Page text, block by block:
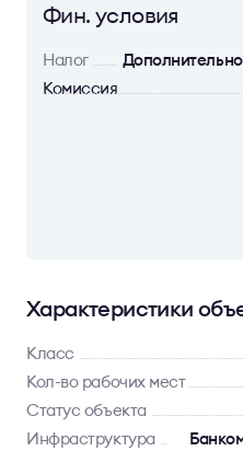
Фин. условия
Налог
Комиссия
Характеристики
Класс
Кол-во рабочих мест
Статус объекта
Инфраструктура